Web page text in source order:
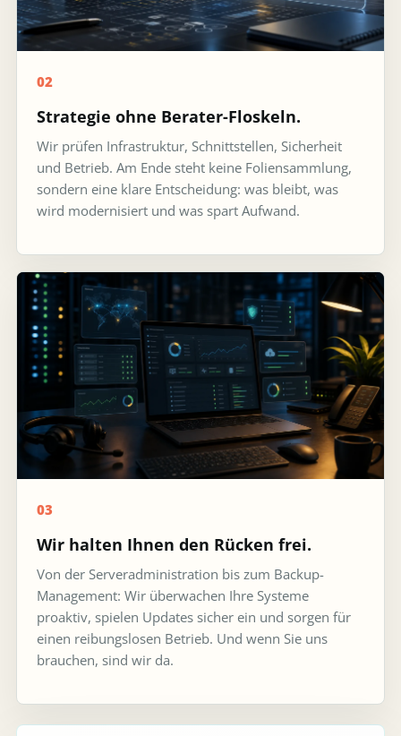
02
Strategie ohne Berater-Floskeln.
Wir prüfen Infrastruktur, Schnittstellen, Sicherheit
und Betrieb. Am Ende steht keine Foliensammlung,
sondern eine klare Entscheidung: was bleibt, was
wird modernisiert und was spart Aufwand.
03
Wir halten Ihnen den Rücken frei.
Von der Serveradministration bis zum Backup-
Management: Wir überwachen Ihre Systeme
proaktiv, spielen Updates sicher ein und sorgen für
einen reibungslosen Betrieb. Und wenn Sie uns
brauchen, sind wir da.